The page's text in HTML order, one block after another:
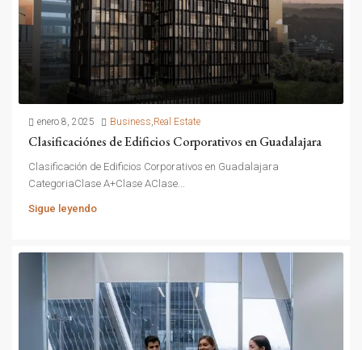
enero 8, 2025 Business,Real Estate
Clasificaciónes de Edificios Corporativos en Guadalajara
Clasificación de Edificios Corporativos en Guadalajara
CategoriaClase A+Clase AClase...
Sigue leyendo